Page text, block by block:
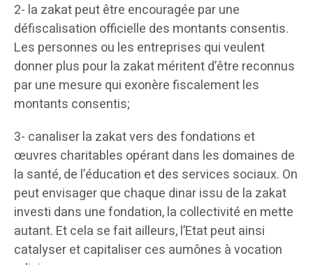
2- la zakat peut être encouragée par une
défiscalisation officielle des montants consentis.
Les personnes ou les entreprises qui veulent
donner plus pour la zakat méritent d’être reconnus
par une mesure qui exonère fiscalement les
montants consentis;
3- canaliser la zakat vers des fondations et
œuvres charitables opérant dans les domaines de
la santé, de l’éducation et des services sociaux. On
peut envisager que chaque dinar issu de la zakat
investi dans une fondation, la collectivité en mette
autant. Et cela se fait ailleurs, l’Etat peut ainsi
catalyser et capitaliser ces aumônes à vocation